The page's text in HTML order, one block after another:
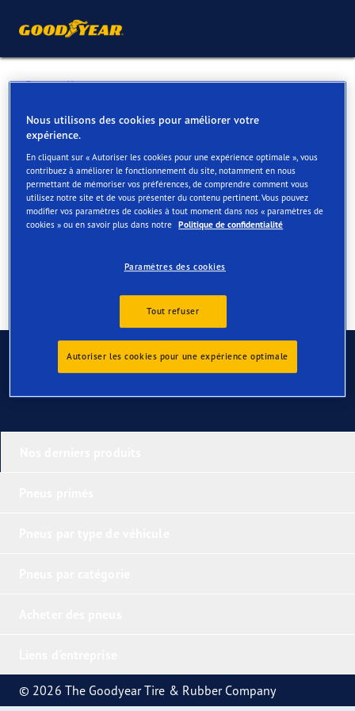
Retour liste
GARAGE VALCKENIER AALST
Services disponibles en ligne et en magasin
Contact Services
Contactez-nous
© 2026 The Goodyear Tire & Rubber Company
Nous utilisons des cookies pour améliorer votre
expérience.
En cliquant sur « Autoriser les cookies pour une expérience optimale », vous
contribuez à améliorer le fonctionnement du site, notamment en nous
permettant de mémoriser vos préférences, de comprendre comment vous
utilisez notre site et de vous présenter du contenu pertinent. Vous pouvez
modifier vos paramètres de cookies à tout moment dans nos « paramètres de
cookies » ou en savoir plus dans notre Politique de confidentialité
Paramètres des cookies
Tout refuser
Autoriser les cookies pour une expérience optimale